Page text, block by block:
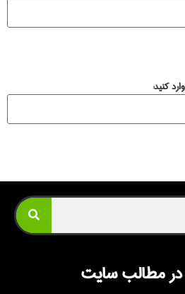
کنید:
مطالب سایت